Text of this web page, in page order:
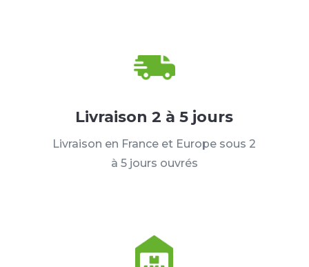
Livraison 2 à 5 jours
Livraison en France et Europe sous 2
à 5 jours ouvrés